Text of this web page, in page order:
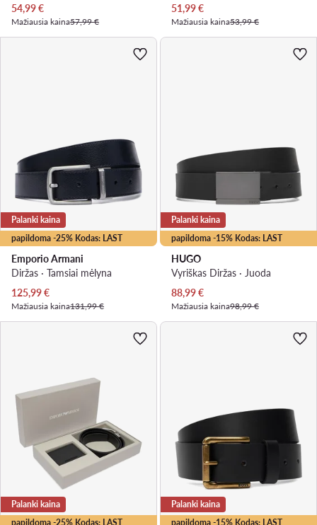
Dabartinė kaina
54,99€
Mažiausia kaina57,99 €
Dabartinė kaina
51,99€
Mažiausia kaina53,99 €
papildoma -25% Kodas: LAST
Palanki kaina
Emporio Armani
Diržas · Tamsiai mėlyna
Dabartinė kaina
125,99€
Mažiausia kaina131,99 €
papildoma -15% Kodas: LAST
Palanki kaina
HUGO
Vyriškas Diržas · Juoda
Dabartinė kaina
88,99€
Mažiausia kaina98,99 €
papildoma -25% Kodas: LAST
Palanki kaina
papildoma -15% Kodas: LAST
Palanki kaina